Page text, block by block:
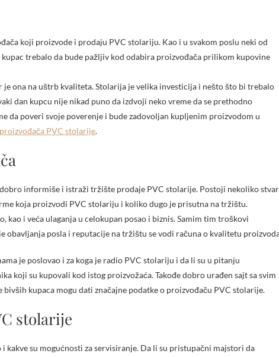
trebalo da bude pažljiv kod odabira proizvođača prilikom kupovine
je ona na uštrb kvaliteta. Stolarija je velika investicija i nešto što bi trebalo
dan kupcu nije nikad puno da izdvoji neko vreme da se prethodno
da poveri svoje poverenje i bude zadovoljan kupljenim proizvodom u
PVC stolarije.
informiše i istraži tržište prodaje PVC stolarije. Postoji nekoliko
koja proizvodi PVC stolariju i koliko dugo je prisutna na tržištu.
kao i veća ulaganja u celokupan posao i biznis. Samim tim troškovi
obavljanja posla i reputacije na tržištu se vodi računa o kvalitetu
je poslovao i za koga je radio PVC stolariju i da li su u pitanju
koji su kupovali kod istog proizvožaća. Takođe dobro urađen sajt sa svim
kupaca mogu dati značajne podatke o proizvođaču PVC stolarije.
stolarije
i kakve su mogućnosti za servisiranje. Da li su pristupačni majstori da